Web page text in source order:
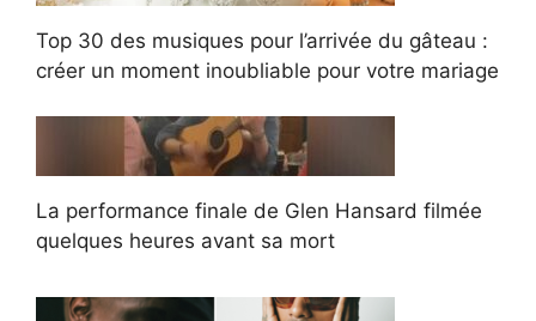
Top 30 des musiques pour l’arrivée du gâteau :
créer un moment inoubliable pour votre mariage
La performance finale de Glen Hansard filmée
quelques heures avant sa mort